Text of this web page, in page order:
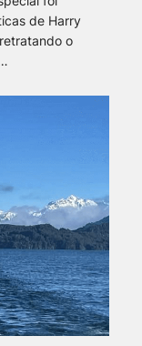
de Harry
o